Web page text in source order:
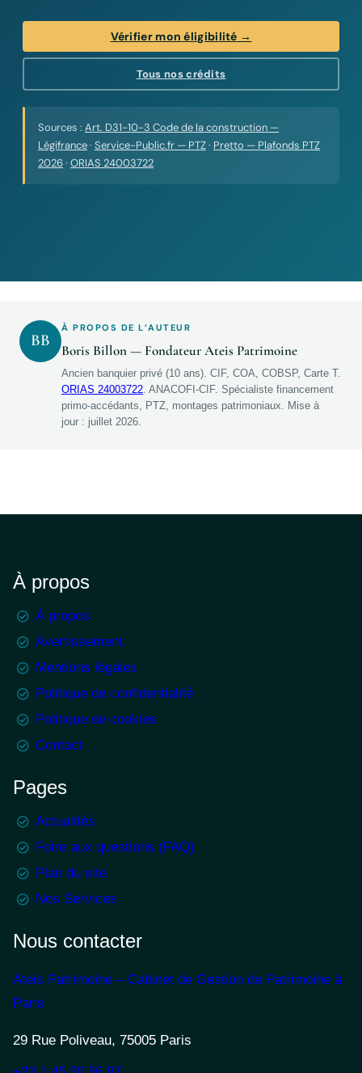
Vérifier mon éligibilité →
Tous nos crédits
Sources : Art. D31-10-3 Code de la construction —
Légifrance· Service-Public.fr — PTZ· Pretto — Plafonds PTZ
2026· ORIAS 24003722
BB
À PROPOS DE L’AUTEUR
Boris Billon — Fondateur Ateis Patrimoine
Ancien banquier privé (10 ans). CIF, COA, COBSP, Carte T.
ORIAS 24003722 . ANACOFI-CIF. Spécialiste financement
primo-accédants, PTZ, montages patrimoniaux.
Mise à
jour : juillet 2026
À propos
À propos
Avertissement
Mentions légales
Politique de confidentialité
Politique de cookies
Contact
Pages
Actualités
Foire aux questions (FAQ)
Plan du site
Nos Services
Nous contacter
Ateis Patrimoine – Cabinet de Gestion de Patrimoine à
Paris
29 Rue Poliveau, 75005 Paris